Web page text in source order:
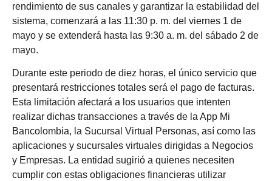
rendimiento de sus canales y garantizar la estabilidad del
sistema, comenzará a las 11:30 p. m. del viernes 1 de
mayo y se extenderá hasta las 9:30 a. m. del sábado 2 de
mayo.
Durante este periodo de diez horas, el único servicio que
presentará restricciones totales será el pago de facturas.
Esta limitación afectará a los usuarios que intenten
realizar dichas transacciones a través de la App Mi
Bancolombia, la Sucursal Virtual Personas, así como las
aplicaciones y sucursales virtuales dirigidas a Negocios
y Empresas. La entidad sugirió a quienes necesiten
cumplir con estas obligaciones financieras utilizar